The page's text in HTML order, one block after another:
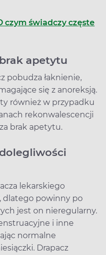
czym świadczy częste
apetytu
pobudza łaknienie,
się z anoreksją.
również w przypadku
rekonwalescencji
brak apetytu.
lekarskiego
dlatego powinny po
jest on nieregularny.
i inne
normalne
Drapacz